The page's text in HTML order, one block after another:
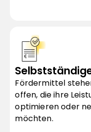
Fördermittel
offen, die ihre
optimieren oder
möchten.